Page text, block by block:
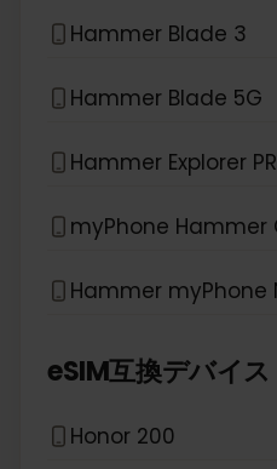
Hammer Blade 3
Hammer Blade 5G
Hammer Explorer
myPhone Hammer
Hammer myPhone
eSIM互換デバイス
Honor 200